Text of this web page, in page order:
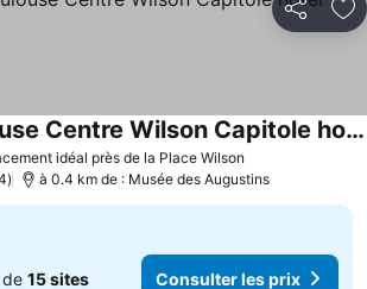
Partager
idéal près de la Place Wilson
Mercure Toulouse Centre Wilson Capitole hotel
à 0.4 km de : Musée des Augustins
15 sites Consulter les prix